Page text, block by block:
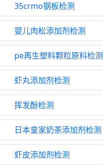
35crmo钢板检测
婴儿肉松添加剂检测
pe再生塑料颗粒原料检测
虾丸添加剂检测
挥发酚检测
日本皇家奶茶添加剂检测
虾皮添加剂检测